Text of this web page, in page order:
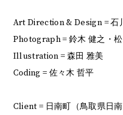
Art Direction & Design = 石
Photograph = 鈴木 健之・
Illustration = 森田 雅美
Coding = 佐々木 哲平
Client = 日南町（鳥取県日南